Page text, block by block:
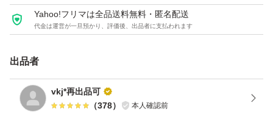
Yahoo!フリマは全品送料無料・匿名配送
代金は運営が一旦預かり、評価後、出品者に支払われます
出品者
vkj*再出品可
（378） 本人確認前